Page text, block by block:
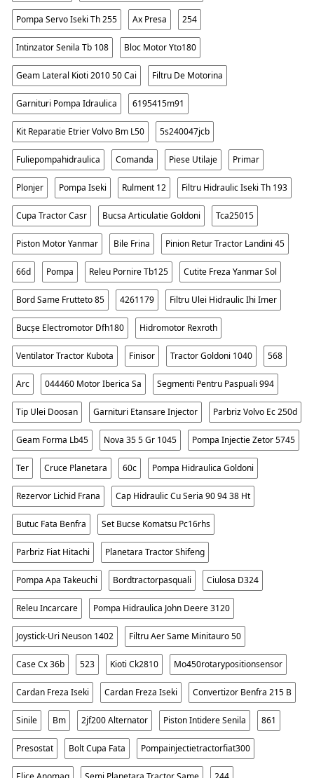
Pompa Servo Iseki Th 255 Ax Presa 254
Intinzator Senila Tb 108 Bloc Motor Yto180
Geam Lateral Kioti 2010 50 Cai Filtru De Motorina
Garnituri Pompa Idraulica 6195415m91
Kit Reparatie Etrier Volvo Bm L50 5s240047jcb
Fuliepompahidraulica Comanda Piese Utilaje Primar
Plonjer Pompa Iseki Rulment 12 Filtru Hidraulic Iseki Th 193
Cupa Tractor Casr Bucsa Articulatie Goldoni Tca25015
Piston Motor Yanmar Bile Frina Pinion Retur Tractor Landini 45
66d Pompa Releu Pornire Tb125 Cutite Freza Yanmar Sol
Bord Same Frutteto 85 4261179 Filtru Ulei Hidraulic Ihi Imer
Bucșe Electromotor Dfh180 Hidromotor Rexroth
Ventilator Tractor Kubota Finisor Tractor Goldoni 1040 568
Arc 044460 Motor Iberica Sa Segmenti Pentru Paspuali 994
Tip Ulei Doosan Garnituri Etansare Injector Parbriz Volvo Ec 250d
Geam Forma Lb45 Nova 35 5 Gr 1045 Pompa Injectie Zetor 5745
Ter Cruce Planetara 60c Pompa Hidraulica Goldoni
Rezervor Lichid Frana Cap Hidraulic Cu Seria 90 94 38 Ht
Butuc Fata Benfra Set Bucse Komatsu Pc16rhs
Parbriz Fiat Hitachi Planetara Tractor Shifeng
Pompa Apa Takeuchi Bordtractorpasquali Ciulosa D324
Releu Incarcare Pompa Hidraulica John Deere 3120
Joystick-Uri Neuson 1402 Filtru Aer Same Minitauro 50
Case Cx 36b 523 Kioti Ck2810 Mo450rotarypositionsensor
Cardan Freza Iseki Cardan Freza Iseki Convertizor Benfra 215 B
Sinile Bm 2jf200 Alternator Piston Intidere Senila 861
Presostat Bolt Cupa Fata Pompainjectietractorfiat300